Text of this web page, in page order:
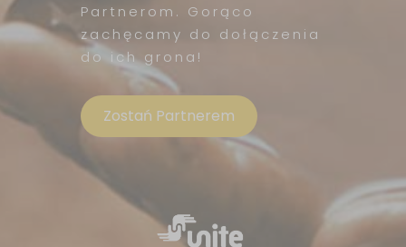
Partnerom. Gorąco
zachęcamy do dołączenia
do ich grona!
Zostań Partnerem